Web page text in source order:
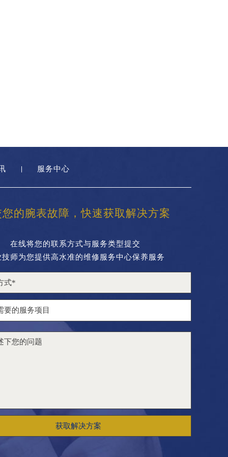
服务中心
的腕表故障，快速获取解决方案
在线将您的联系方式与服务类型提交
技师为您提供高水准的维修服务中心保养服务
获取解决方案